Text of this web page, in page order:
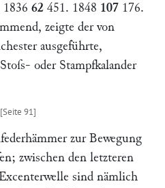
62 451. 1848 107 176.
zeigte der von
ausgeführte,
oder Stampfkalander
zur Bewegung
zwischen den letzteren
sind nämlich